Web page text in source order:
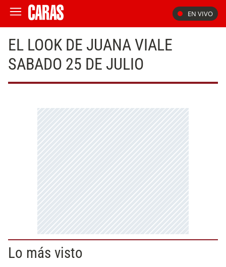
EN VIVO
EL LOOK DE JUANA VIALE
SABADO 25 DE JULIO
Lo más visto